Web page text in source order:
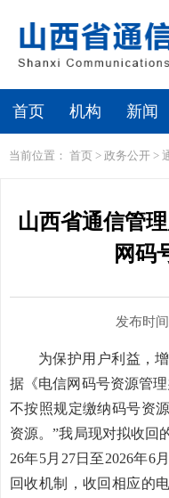
首页 机构 新闻
当前位置： 首页 > 政务公开 >
山西省通信管
网码
发布时
为保护用户利益，
据《电信网码号资源管
不按照规定缴纳码号资
资源。”我局现对拟收回
26年5月27日至2026年6
回收机制，收回相应的